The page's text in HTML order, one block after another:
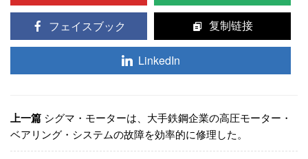
フェイスブック 复制链接
LinkedIn
上一篇 シグマ・モーターは、大手鉄鋼企業の高圧モーター・
ベアリング・システムの故障を効率的に修理した。